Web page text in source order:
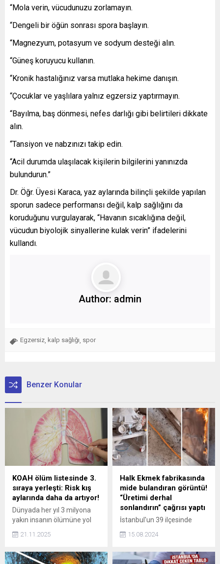
“Mola verin, vücudunuzu zorlamayın.
“Dengeli bir öğün sonrası spora başlayın.
“Magnezyum, potasyum ve sodyum desteği alın.
“Güneş koruyucu kullanın.
“Kronik hastalığınız varsa mutlaka hekime danışın.
“Çocuklar ve yaşlılara yalnız egzersiz yaptırmayın.
“Bayılma, baş dönmesi, nefes darlığı gibi belirtileri dikkate
alın.
“Tansiyon ve nabzınızı takip edin.
“Acil durumda ulaşılacak kişilerin bilgilerini yanınızda
bulundurun.”
Dr. Öğr. Üyesi Karaca, yaz aylarında bilinçli şekilde yapılan
sporun sadece performansı değil, kalp sağlığını da
koruduğunu vurgulayarak, “Havanın sıcaklığına değil,
vücudun biyolojik sinyallerine kulak verin” ifadelerini
kullandı.
Author: admin
Egzersiz, kalp sağlığı, spor
Benzer Konular
KOAH ölüm listesinde 3.
sıraya yerleşti: Risk kış
aylarında daha da artıyor!
Dünyada her yıl 3 milyona
yakın insanın ölümüne yol
Obstrüktif Akciğer
kullanımının yaygın olduğu
21.11.2025
Halk Ekmek fabrikasında
mide bulandıran görüntü!
“Üretimi derhal
sonlandırın” çağrısı yaptı
İstanbul'un 39 ilçesinde
fabrikasında un biti tespit
Görüntüleri paylaşan İBB AK
15.08.2024